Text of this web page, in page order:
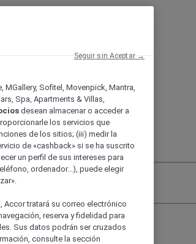
MGallery, Sofitel, Movenpick, Mantra,
Spa, Apartments & Villas,
desean almacenar o acceder a
los servicios que
de los sitios; (iii) medir la
de «cashback» si se ha suscrito
un perfil de sus intereses para
ordenador...), puede elegir
tratará su correo electrónico
reserva y fidelidad para
Sus datos podrán ser cruzados
consulte la sección
Seguir sin Aceptar →